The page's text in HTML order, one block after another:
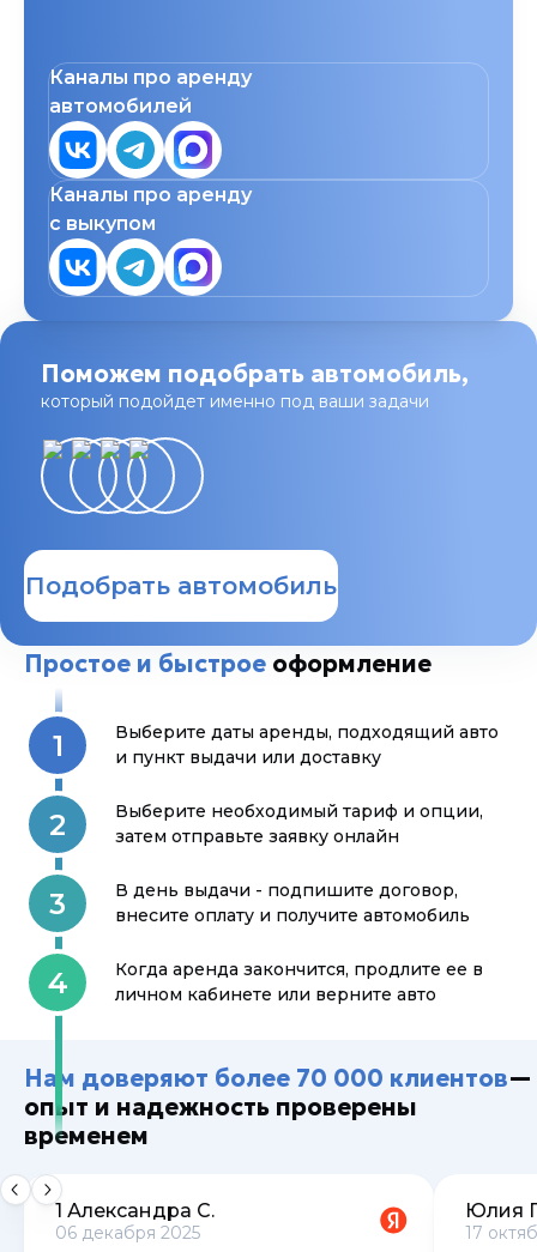
Каналы про аренду
автомобилей
Каналы про аренду
с выкупом
Поможем подобрать автомобиль,
который подойдет именно под ваши задачи
Подобрать автомобиль
Простое и быстрое оформление
1
Выберите даты аренды, подходящий авто
и пункт выдачи или доставку
2
Выберите необходимый тариф и опции,
затем отправьте заявку онлайн
3
В день выдачи - подпишите договор,
внесите оплату и получите автомобиль
4
Когда аренда закончится, продлите ее в
личном кабинете или верните авто
Нам доверяют более 70 000 клиентов—
опыт и надежность проверены
временем
1 Александра С.
06 декабря 2025
Юлия
17